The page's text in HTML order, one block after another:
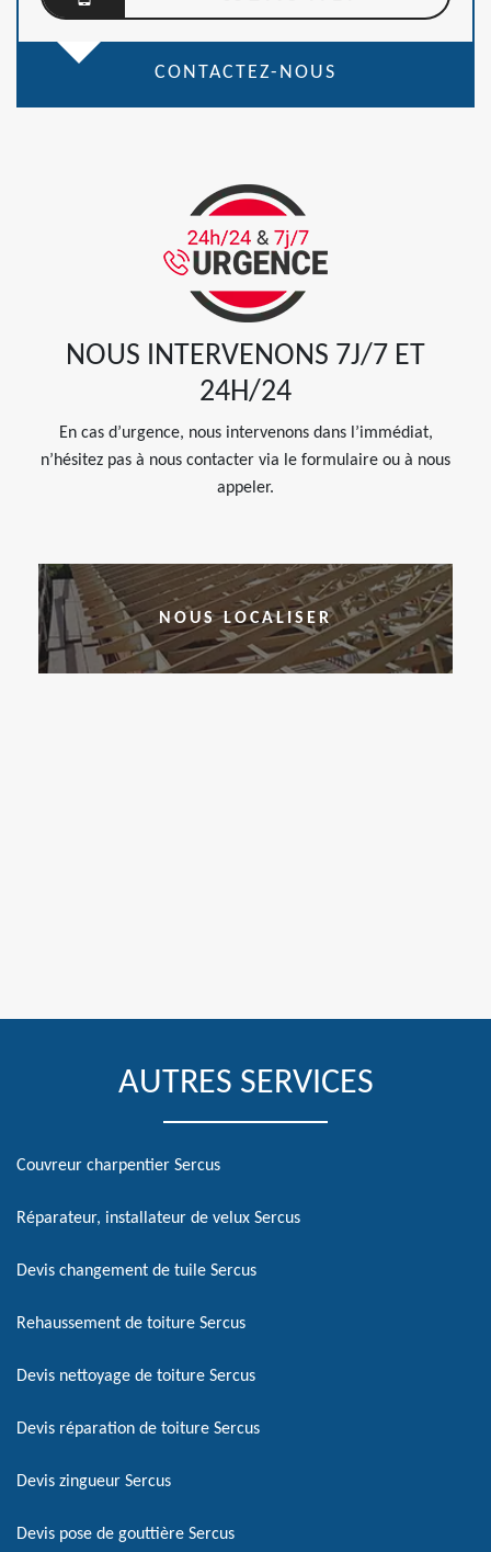
CONTACTEZ-NOUS
NOUS INTERVENONS 7J/7 ET
24H/24
En cas d’urgence, nous intervenons dans l’immédiat,
n’hésitez pas à nous contacter via le formulaire ou à nous
appeler.
NOUS LOCALISER
AUTRES SERVICES
Couvreur charpentier Sercus
Réparateur, installateur de velux Sercus
Devis changement de tuile Sercus
Rehaussement de toiture Sercus
Devis nettoyage de toiture Sercus
Devis réparation de toiture Sercus
Devis zingueur Sercus
Devis pose de gouttière Sercus